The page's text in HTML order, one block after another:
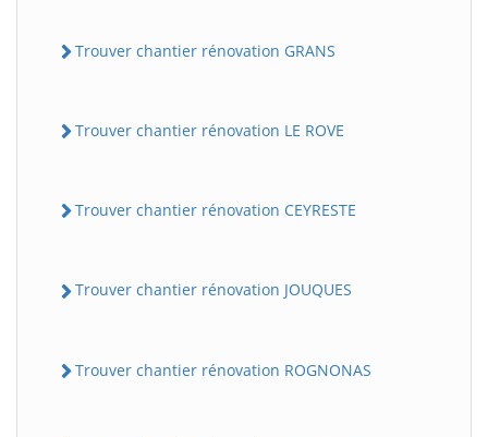
Trouver chantier rénovation GRANS
Trouver chantier rénovation LE ROVE
Trouver chantier rénovation CEYRESTE
Trouver chantier rénovation JOUQUES
Trouver chantier rénovation ROGNONAS